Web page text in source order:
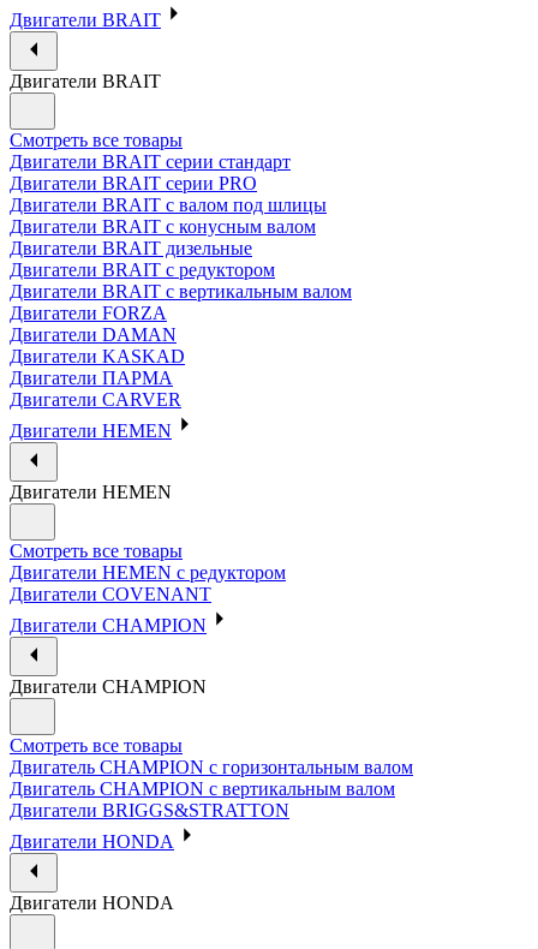
Двигатели BRAIT
Двигатели BRAIT
Смотреть все товары
Двигатели BRAIT серии стандарт
Двигатели BRAIT серии PRO
Двигатели BRAIT с валом под шлицы
Двигатели BRAIT с конусным валом
Двигатели BRAIT дизельные
Двигатели BRAIT с редуктором
Двигатели BRAIT с вертикальным валом
Двигатели FORZA
Двигатели DAMAN
Двигатели KASKAD
Двигатели ПАРМА
Двигатели CARVER
Двигатели HEMEN
Двигатели HEMEN
Смотреть все товары
Двигатели HEMEN с редуктором
Двигатели COVENANT
Двигатели CHAMPION
Двигатели CHAMPION
Смотреть все товары
Двигатель CHAMPION с горизонтальным валом
Двигатель CHAMPION с вертикальным валом
Двигатели BRIGGS&STRATTON
Двигатели HONDA
Двигатели HONDA